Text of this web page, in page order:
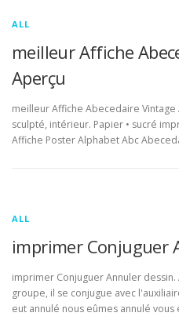
ALL
meilleur Affiche
Aperçu
meilleur Affiche Abecedaire
sculpté, intérieur. Papier • sucré
Affiche Poster Alphabet Abc
ALL
imprimer Conjuguer
imprimer Conjuguer Annuler
groupe, il se conjugue avec
eut annulé nous eûmes annulé vous